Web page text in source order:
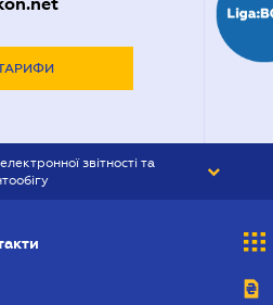
звітності та